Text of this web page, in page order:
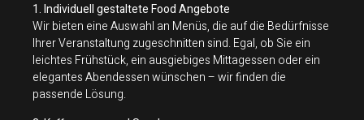
1. Individuell gestaltete Food Angebote
Wir bieten eine Auswahl an Menüs, die auf die Bedürfnisse
Ihrer Veranstaltung zugeschnitten sind. Egal, ob Sie ein
leichtes Frühstück, ein ausgiebiges Mittagessen oder ein
elegantes Abendessen wünschen – wir finden die
passende Lösung.